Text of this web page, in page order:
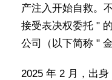
产注入开始自救。
接受表决权委托 "
公司（以下简称 "
2025 年 2 月，出